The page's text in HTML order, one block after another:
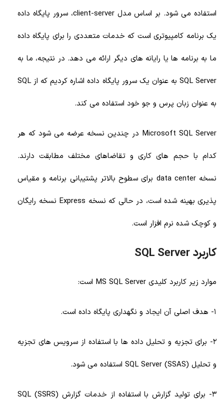
استفاده می شود. بر اساس مدل client-server، سرور پایگاه داده
یک برنامه کامپیوتری است که خدمات متعددی را برای پایگاه داده
ما به برنامه ها یا رایانه های دیگر ارائه می دهد. در نتیجه، ما به
SQL Server به عنوان یک سرور پایگاه داده اشاره کردیم که از SQL
به عنوان زبان پرس و جو خود استفاده می کند.
Microsoft SQL Server در چندین نسخه عرضه می شود که هر
کدام با حجم های کاری و تقاضاهای مختلف مطابقت دارند.
نسخه data center برای سطوح بالاتر پشتیبانی برنامه و مقیاس
پذیری بهینه شده است، در حالی که نسخه Express نسخه رایگان
و کوچک شده نرم افزار است.
کاربرد SQL Server
موارد زیر کاربرد کلیدی MS SQL Server است:
1- هدف اصلی آن ایجاد و نگهداری پایگاه داده است.
2- برای تجزیه و تحلیل داده ها با استفاده از سرویس های تجزیه
و تحلیل (SSAS) SQL Server استفاده می شود.
3- برای تولید گزارش با استفاده از خدمات گزارش (SSRS) SQL